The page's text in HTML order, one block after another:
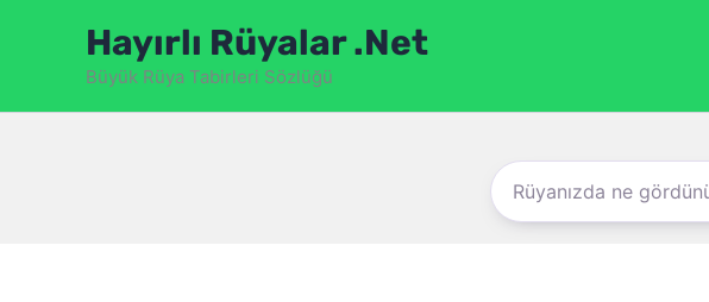
Hayırlı Rüyalar .Net
Büyük Rüya Tabirleri Sözlüğü